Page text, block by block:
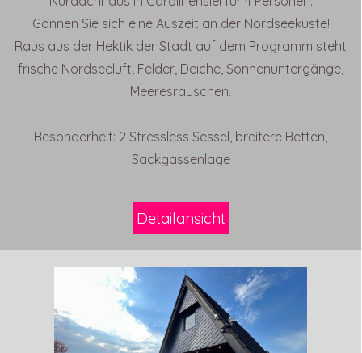
Gönnen Sie sich eine Auszeit an der Nordseeküste!
Raus aus der Hektik der Stadt auf dem Programm steht
frische Nordseeluft, Felder, Deiche, Sonnenuntergänge,
Meeresrauschen.
Besonderheit: 2 Stressless Sessel, breitere Betten,
Sackgassenlage
Detailansicht